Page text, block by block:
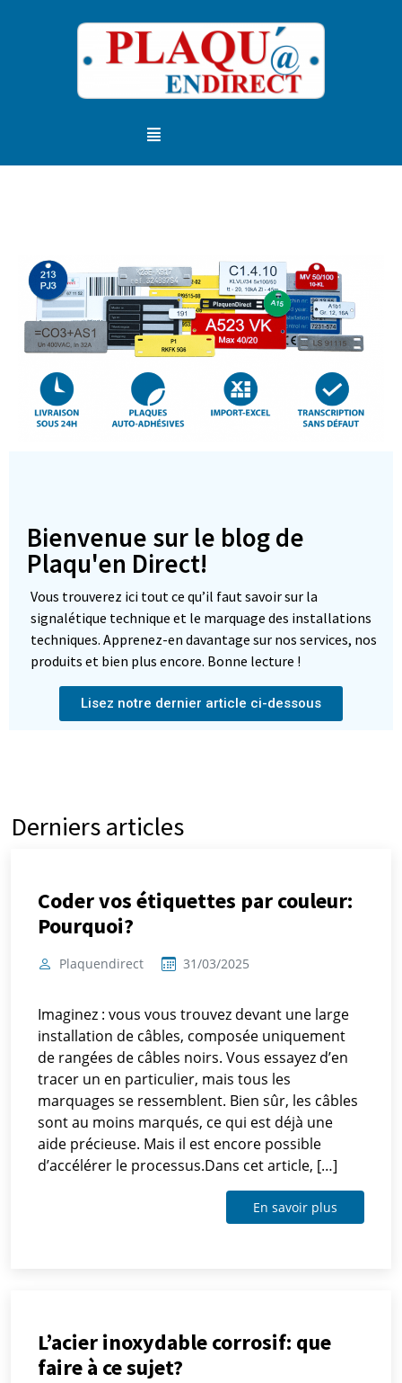
Bienvenue sur le blog de
Plaqu'en Direct!
Vous trouverez ici tout ce qu’il faut savoir sur la
signalétique technique et le marquage des installations
techniques. Apprenez-en davantage sur nos services, nos
produits et bien plus encore. Bonne lecture !
Lisez notre dernier article ci-dessous
Derniers articles
Coder vos étiquettes par couleur:
Pourquoi?
Plaquendirect 31/03/2025
Imaginez : vous vous trouvez devant une large
installation de câbles, composée uniquement
de rangées de câbles noirs. Vous essayez d’en
tracer un en particulier, mais tous les
marquages ​​se ressemblent. Bien sûr, les câbles
sont au moins marqués, ce qui est déjà une
aide précieuse. Mais il est encore possible
d’accélérer le processus.Dans cet article, […]
En savoir plus
L’acier inoxydable corrosif: que
faire à ce sujet?